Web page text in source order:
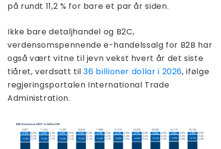
på rundt 11,2 % for bare et par år siden.
Ikke bare detaljhandel og B2C,
verdensomspennende e-handelssalg for B2B har
også vært vitne til jevn vekst hvert år det siste
tiåret, verdsatt til36 billioner dollar i 2026, ifølge
regjeringsportalen International Trade
Administration.